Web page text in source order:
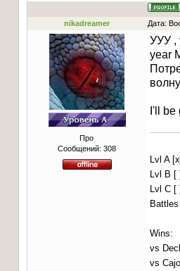
nikadreamer Дата:
Про
Сообщений: 308
УУУ ,
year
I'll
Lvl A
Lvl B [
Lvl C [
Battles
Wins:
vs
vs